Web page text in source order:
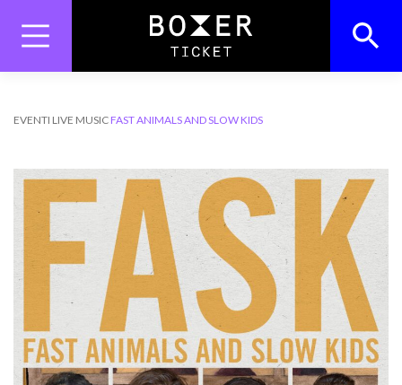
content
EVENTI LIVE MUSIC FAST ANIMALS AND SLOW KIDS